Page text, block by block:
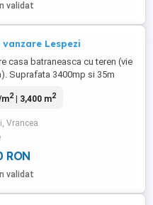
validat
vanzare Lespezi
casa batraneasca cu teren (vie
Suprafata 3400mp si 35m
m2| 3,400 m2
Vrancea
RON
validat